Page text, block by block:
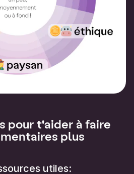
pour t'aider à faire
plus
utiles: